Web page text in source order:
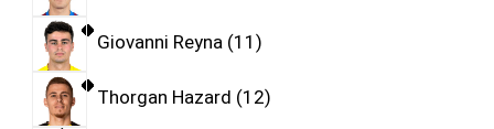
Giovanni Reyna 11
Thorgan Hazard 12